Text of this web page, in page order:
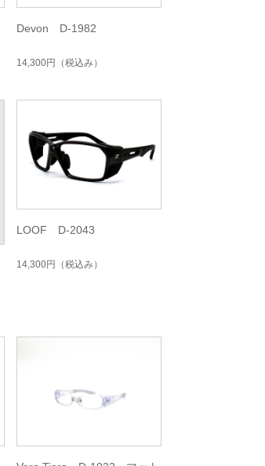
Devon D-1982
14,300円 （税込み）
LOOF D-2043
14,300円 （税込み）